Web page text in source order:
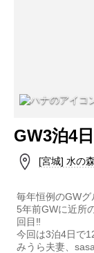
GW3泊4
[宮城] 水の
毎年恒例のGWグ
5年前GWに近所
回目‼︎
今回は3泊4日で
みうら夫妻、